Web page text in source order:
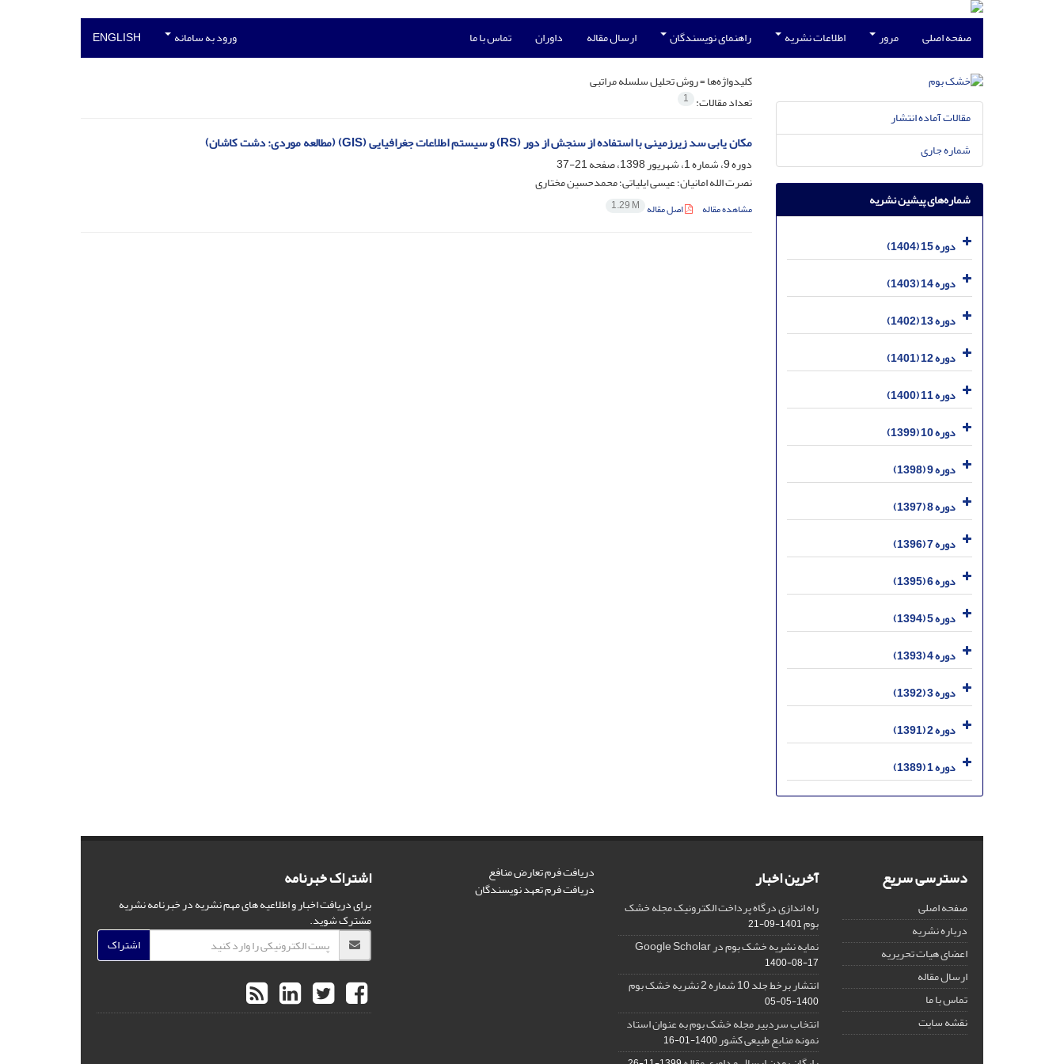
صفحه اصلی مرور اطلاعات نشریه راهنمای نویسندگان ارسال مقاله داوران تماس با ما ورود به سامانه ENGLISH
کلیدواژه‌ها =روش تحلیل سلسله مراتبی
تعداد مقالات: 1
مکان یابی سد زیرزمینی با استفاده از سنجش از دور (RS) و سیستم اطلاعات جغرافیایی (GIS) (مطالعه موردی: دشت کاشان)
دوره 9، شماره 1، شهریور 1398، صفحه
21-37
نصرت الله امانیان؛ عیسی ایلیاتی؛ محمدحسین مختاری
مشاهده مقاله اصل مقاله 1.29 M
مقالات آماده انتشار
شماره جاری
شماره‌های پیشین نشریه
دوره 15 (1404)
دوره 14 (1403)
دوره 13 (1402)
دوره 12 (1401)
دوره 11 (1400)
دوره 10 (1399)
دوره 9 (1398)
دوره 8 (1397)
دوره 7 (1396)
دوره 6 (1395)
دوره 5 (1394)
دوره 4 (1393)
دوره 3 (1392)
دوره 2 (1391)
دوره 1 (1389)
دسترسی سریع
صفحه اصلی
درباره نشریه
اعضای هیات تحریریه
ارسال مقاله
تماس با ما
نقشه سایت
آخرین اخبار
راه اندازی درگاه پرداخت الکترونیک مجله خشک
بوم1401-09-21
نمایه نشریه خشک بوم در Google Scholar
1400-08-17
انتشار برخط جلد 10 شماره 2 نشریه خشک بوم
1400-05-05
انتخاب سردبیر مجله خشک بوم به عنوان استاد
نمونه منابع طبیعی کشور1400-01-16
دریافت فرم تعارض منافع
دریافت فرم تعهد نویسندگان اشتراک خبرنامه
برای دریافت اخبار و اطلاعیه های مهم نشریه در خبرنامه نشریه
مشترک شوید.
اشتراک